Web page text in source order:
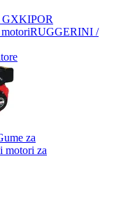
KIPOR
RUGGERINI /
za
motori za